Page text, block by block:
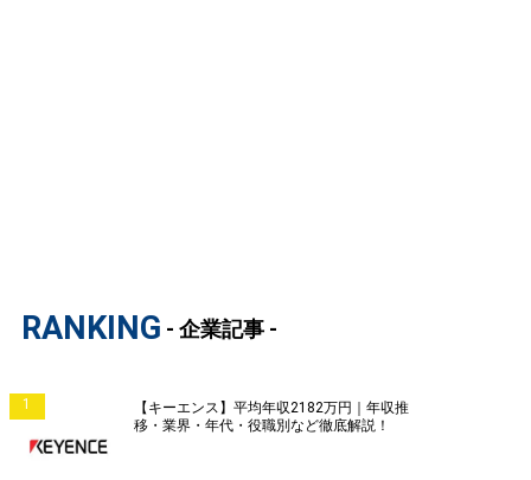
RANKING - 企業記事 -
1
【キーエンス】平均年収2182万円｜年収推
移・業界・年代・役職別など徹底解説！